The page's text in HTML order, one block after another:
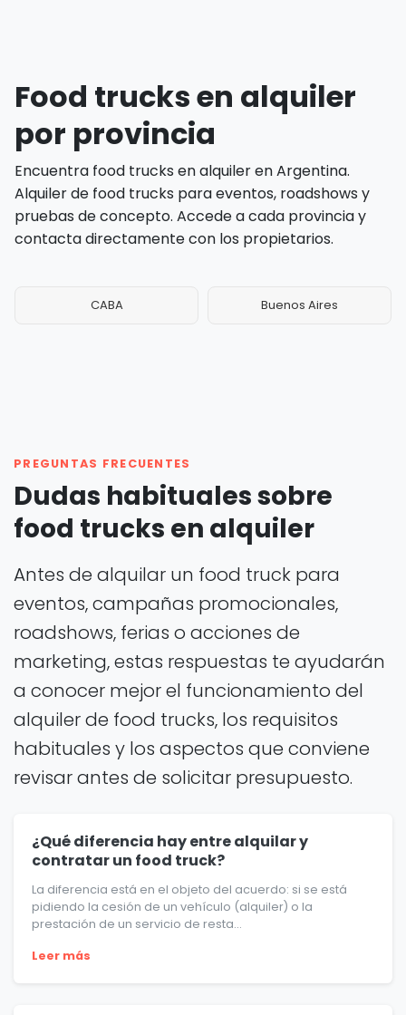
Food trucks en alquiler
por provincia
Encuentra food trucks en alquiler en Argentina.
Alquiler de food trucks para eventos, roadshows y
pruebas de concepto. Accede a cada provincia y
contacta directamente con los propietarios.
CABA Buenos Aires
PREGUNTAS FRECUENTES
Dudas habituales sobre
food trucks en alquiler
Antes de alquilar un food truck para
eventos, campañas promocionales,
roadshows, ferias o acciones de
marketing, estas respuestas te ayudarán
a conocer mejor el funcionamiento del
alquiler de food trucks, los requisitos
habituales y los aspectos que conviene
revisar antes de solicitar presupuesto.
¿Qué diferencia hay entre alquilar y
contratar un food truck?
La diferencia está en el objeto del acuerdo: si se está
pidiendo la cesión de un vehículo (alquiler) o la
prestación de un servicio de resta...
Leer más